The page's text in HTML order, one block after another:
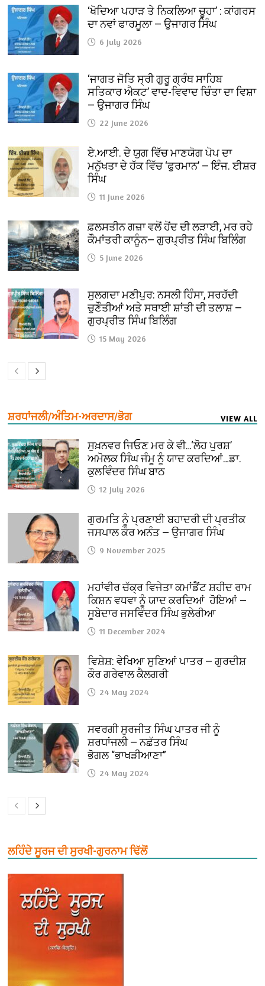
‘ਖੋਦਿਆ ਪਹਾੜ ਤੇ ਨਿਕਲਿਆ ਚੂਹਾ’ : ਕਾਂਗਰਸ
ਦਾ ਨਵਾਂ ਫਾਰਮੂਲਾ — ਉਜਾਗਰ ਸਿੰਘ
6 July 2026
‘ਜਾਗਤ ਜੋਤਿ ਸ੍ਰੀ ਗੁਰੂ ਗ੍ਰੰਥ ਸਾਹਿਬ
ਸਤਿਕਾਰ ਐਕਟ’ ਵਾਦ-ਵਿਵਾਦ ਚਿੰਤਾ ਦਾ ਵਿਸ਼ਾ
— ਉਜਾਗਰ ਸਿੰਘ
22 June 2026
ਏ.ਆਈ. ਦੇ ਯੁਗ ਵਿੱਚ ਮਾਣਯੋਗ ਪੋਪ ਦਾ
ਮਨੁੱਖਤਾ ਦੇ ਹੱਕ ਵਿੱਚ ‘ਫੁਰਮਾਨ’ — ਇੰਜ. ਈਸ਼ਰ
ਸਿੰਘ
11 June 2026
ਫ਼ਲਸਤੀਨ ਗਜ਼ਾ ਵਲੋਂ ਹੋਂਦ ਦੀ ਲੜਾਈ, ਮਰ ਰਹੇ
ਕੌਮਾਂਤਰੀ ਕਾਨੂੰਨ— ਗੁਰਪ੍ਰੀਤ ਸਿੰਘ ਬਿਲਿੰਗ
5 June 2026
ਸੁਲਗਦਾ ਮਣੀਪੁਰ: ਨਸਲੀ ਹਿੰਸਾ, ਸਰਹੱਦੀ
ਚੁਣੌਤੀਆਂ ਅਤੇ ਸਥਾਈ ਸ਼ਾਂਤੀ ਦੀ ਤਲਾਸ਼ —
ਗੁਰਪ੍ਰੀਤ ਸਿੰਘ ਬਿਲਿੰਗ
15 May 2026
ਸ਼ਰਧਾਂਜਲੀ/ਅੰਤਿਮ-ਅਰਦਾਸ/ਭੋਗ VIEW ALL
ਸੁਖ਼ਨਵਰ ਜਿਓਣ ਮਰ ਕੇ ਵੀ…‘ਲੋਹ ਪੁਰਸ਼’
ਅਮੋਲਕ ਸਿੰਘ ਜੰਮੂ ਨੂੰ ਯਾਦ ਕਰਦਿਆਂ…ਡਾ.
ਕੁਲਵਿੰਦਰ ਸਿੰਘ ਬਾਠ
12 July 2026
ਗੁਰਮਤਿ ਨੂੰ ਪ੍ਰਣਾਈ ਬਹਾਦਰੀ ਦੀ ਪ੍ਰਤੀਕ
ਜਸਪਾਲ ਕੌਰ ਅਨੰਤ — ਉਜਾਗਰ ਸਿੰਘ
9 November 2025
ਮਹਾਂਵੀਰ ਚੱਕ੍ਰ ਵਿਜੇਤਾ ਕਮਾਂਡੈਂਟ ਸ਼ਹੀਦ ਰਾਮ
ਕਿਸ਼ਨ ਵਧਵਾ ਨੂੰ ਯਾਦ ਕਰਦਿਆਂ ਹੋਇਆਂ —
ਸੂਬੇਦਾਰ ਜਸਵਿੰਦਰ ਸਿੰਘ ਭੁਲੇਰੀਆ
11 December 2024
ਵਿਸ਼ੇਸ਼: ਵੇਖਿਆ ਸੁਣਿਆਂ ਪਾਤਰ — ਗੁਰਦੀਸ਼
ਕੌਰ ਗਰੇਵਾਲ ਕੈਲਗਰੀ
24 May 2024
ਸਵਰਗੀ ਸੁਰਜੀਤ ਸਿੰਘ ਪਾਤਰ ਜੀ ਨੂੰ
ਸ਼ਰਧਾਂਜਲੀ — ਨਛੱਤਰ ਸਿੰਘ
ਭੋਗਲ “ਭਾਖੜੀਆਣਾ”
24 May 2024
ਲਹਿੰਦੇ ਸੂਰਜ ਦੀ ਸੁਰਖੀ-ਗੁਰਨਾਮ ਢਿੱਲੋਂ